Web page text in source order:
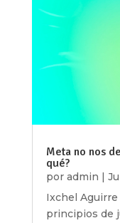
Meta no nos
qué?
por admin |
Ixchel
principios de